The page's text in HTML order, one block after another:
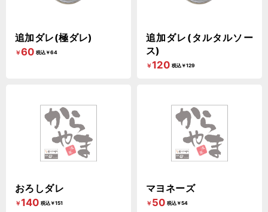
追加ダレ(極ダレ)
￥60 税込￥64
追加ダレ(タルタルソー
ス)
￥120 税込￥129
おろしダレ
￥140 税込￥151
マヨネーズ
￥ 50 税込￥54